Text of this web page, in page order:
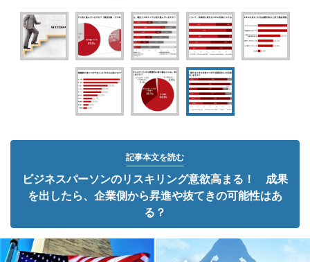
記事本文を読む
ビジネスパーソンのリスキリング意欲高まる！ 成果
を出したら、企業側から昇進や抜てきの可能性はあ
る？